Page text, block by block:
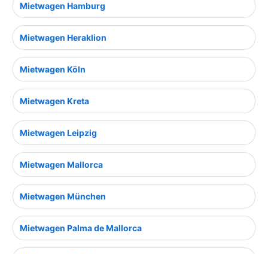
Mietwagen Hamburg
Mietwagen Heraklion
Mietwagen Köln
Mietwagen Kreta
Mietwagen Leipzig
Mietwagen Mallorca
Mietwagen München
Mietwagen Palma de Mallorca